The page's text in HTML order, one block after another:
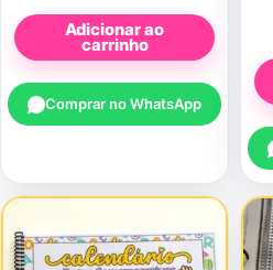
Adicionar ao
carrinho
Comprar no WhatsApp